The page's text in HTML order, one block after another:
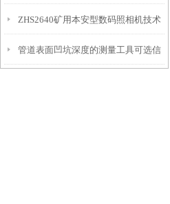
ZHS2640矿用本安型数码照相机技术
参数！
管道表面凹坑深度的测量工具可选信